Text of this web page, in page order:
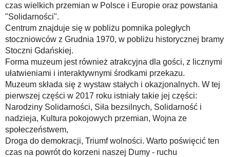
czas wielkich przemian w Polsce i Europie oraz powstania
"Solidarności".
Centrum znajduje się w pobliżu pomnika poległych
stoczniowców z Grudnia 1970, w pobliżu historycznej bramy
Stoczni Gdańskiej.
Forma muzeum jest również atrakcyjna dla gości, z licznymi
ułatwieniami i interaktywnymi środkami przekazu.
Muzeum składa się z wystaw stałych i okazjonalnych. W tej
pierwszej części w 2017 roku istniały takie jej części:
Narodziny Solidarności, Siła bezsilnych, Solidarność i
nadzieja, Kultura pokojowych przemian, Wojna ze
społeczeństwem,
Droga do demokracji, Triumf wolności. Warto poświęcić ten
czas na powrót do korzeni naszej Dumy - ruchu